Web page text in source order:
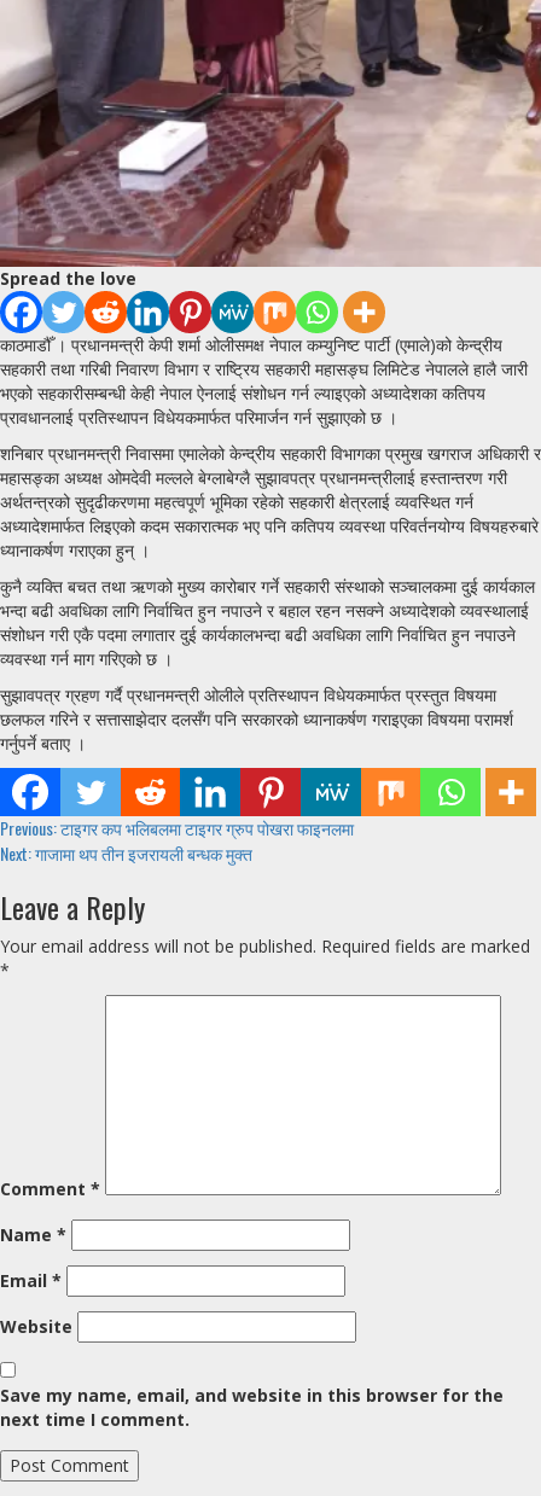
Spread the love
काठमाडौँ । प्रधानमन्त्री केपी शर्मा ओलीसमक्ष नेपाल कम्युनिष्ट पार्टी (एमाले)को केन्द्रीय
सहकारी तथा गरिबी निवारण विभाग र राष्ट्रिय सहकारी महासङ्घ लिमिटेड नेपालले हालै जारी
भएको सहकारीसम्बन्धी केही नेपाल ऐनलाई संशोधन गर्न ल्याइएको अध्यादेशका कतिपय
प्रावधानलाई प्रतिस्थापन विधेयकमार्फत परिमार्जन गर्न सुझाएको छ ।
शनिबार प्रधानमन्त्री निवासमा एमालेको केन्द्रीय सहकारी विभागका प्रमुख खगराज अधिकारी र
महासङ्का अध्यक्ष ओमदेवी मल्लले बेग्लाबेग्लै सुझावपत्र प्रधानमन्त्रीलाई हस्तान्तरण गरी
अर्थतन्त्रको सुदृढीकरणमा महत्वपूर्ण भूमिका रहेको सहकारी क्षेत्रलाई व्यवस्थित गर्न
अध्यादेशमार्फत लिइएको कदम सकारात्मक भए पनि कतिपय व्यवस्था परिवर्तनयोग्य विषयहरुबारे
ध्यानाकर्षण गराएका हुन् ।
कुनै व्यक्ति बचत तथा ऋणको मुख्य कारोबार गर्ने सहकारी संस्थाको सञ्चालकमा दुई कार्यकाल
भन्दा बढी अवधिका लागि निर्वाचित हुन नपाउने र बहाल रहन नसक्ने अध्यादेशको व्यवस्थालाई
संशोधन गरी एकै पदमा लगातार दुई कार्यकालभन्दा बढी अवधिका लागि निर्वाचित हुन नपाउने
व्यवस्था गर्न माग गरिएको छ ।
सुझावपत्र ग्रहण गर्दै प्रधानमन्त्री ओलीले प्रतिस्थापन विधेयकमार्फत प्रस्तुत विषयमा
छलफल गरिने र सत्तासाझेदार दलसँग पनि सरकारको ध्यानाकर्षण गराइएका विषयमा परामर्श
गर्नुपर्ने बताए ।
Continue
Reading
Previous:टाइगर कप भलिबलमा टाइगर ग्रुप पोखरा फाइनलमा
Next:गाजामा थप तीन इजरायली बन्धक मुक्त
Leave a Reply
Your email address will not be published. Required fields are marked
*
Comment *
Name *
Email *
Website
Save my name, email, and website in this browser for the
next time I comment.